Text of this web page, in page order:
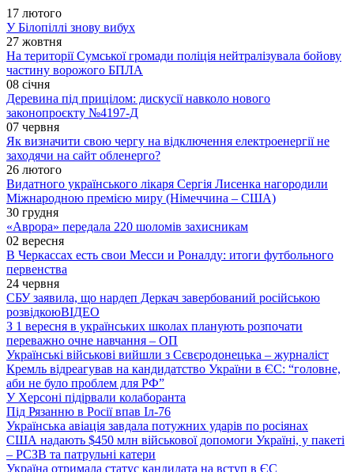
17 лютого
У Білопіллі знову вибух
27 жовтня
На території Сумської громади поліція нейтралізувала бойову
частину ворожого БПЛА
08 січня
Деревина під прицілом: дискусії навколо нового
законопроєкту №4197-Д
07 червня
Як визначити свою чергу на відключення електроенергії не
заходячи на сайт обленерго?
26 лютого
Видатного українського лікаря Сергія Лисенка нагородили
Міжнародною премією миру (Німеччина – США)
30 грудня
«Аврора» передала 220 шоломів захисникам
02 вересня
В Черкассах есть свои Месси и Роналду: итоги футбольного
первенства
24 червня
СБУ заявила, що нардеп Деркач завербований російською
розвідкоюВІДЕО
З 1 вересня в українських школах планують розпочати
переважно очне навчання – ОП
Українські військові вийшли з Сєвєродонецька – журналіст
Кремль відреагував на кандидатство України в ЄС: “головне,
аби не було проблем для РФ”
У Херсоні підірвали колаборанта
Під Рязанню в Росії впав Іл-76
Українська авіація завдала потужних ударів по росіянах
США надають $450 млн військової допомоги Україні, у пакеті
– РСЗВ та патрульні катери
Україна отримала статус кандидата на вступ в ЄС